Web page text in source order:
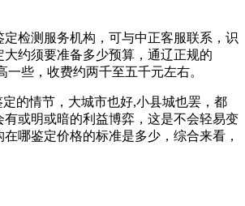
检测服务机构，可与中正客服联系，识
大约须要准备多少预算，通辽正规的
些，收费约两千至五千元左右。
的情节，大城市也好,小县城也罢，都
或明或暗的利益博弈，这是不会轻易变
哪鉴定价格的标准是多少，综合来看，